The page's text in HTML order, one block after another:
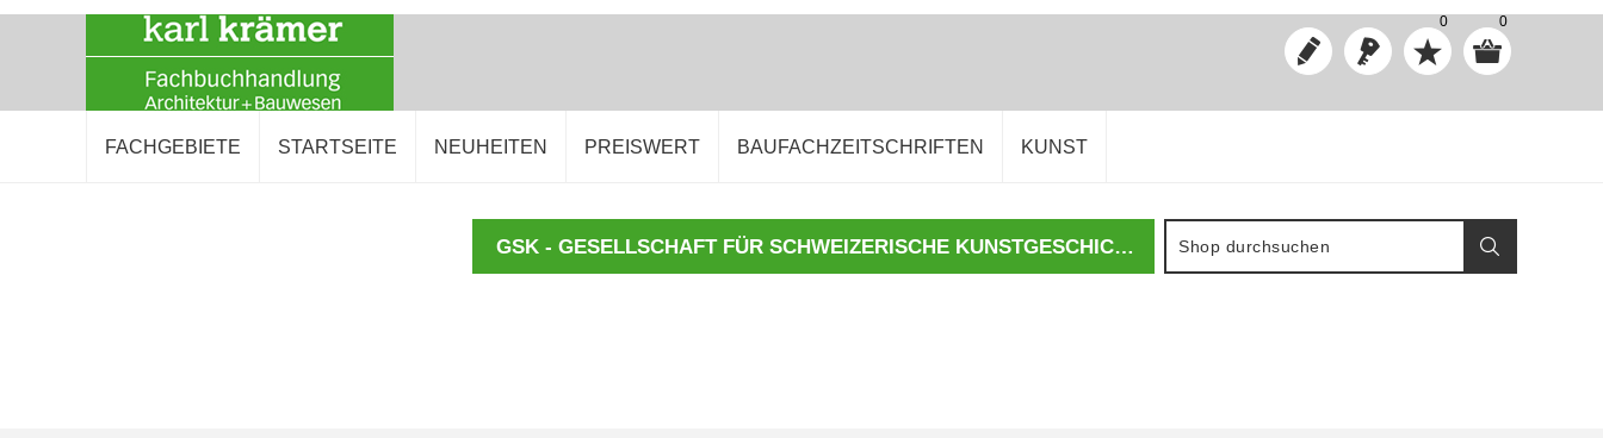
0 0
FACHGEBIETE STARTSEITE NEUHEITEN PREISWERT BAUFACHZEITSCHRIFTEN KUNST
GSK - GESELLSCHAFT FÜR SCHWEIZERISCHE KUNSTGESCHICHTE